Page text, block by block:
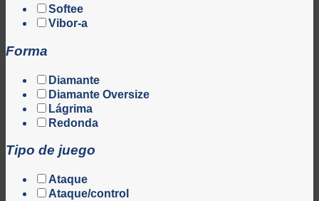
Softee
Vibor-a
Forma
Diamante
Diamante Oversize
Lágrima
Redonda
Tipo de juego
Ataque
Ataque/control